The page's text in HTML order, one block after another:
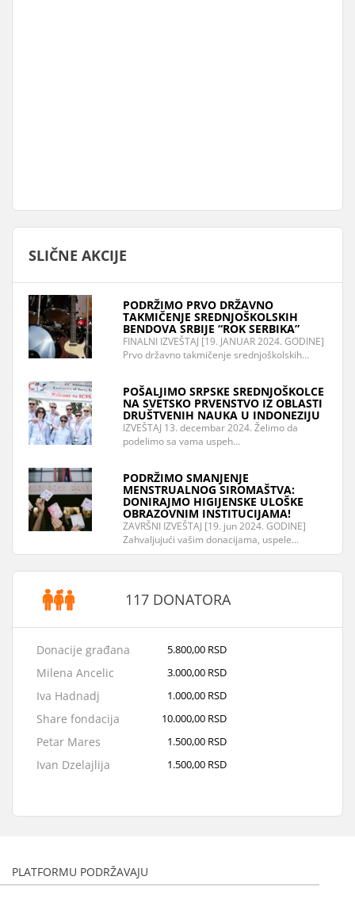
SLIČNE AKCIJE
PODRŽIMO PRVO DRŽAVNO
TAKMIČENJE SREDNJOŠKOLSKIH
BENDOVA SRBIJE “ROK SERBIKA”
FINALNI IZVEŠTAJ [19. JANUAR 2024. GODINE]
Prvo državno takmičenje srednjoškolskih…
POŠALJIMO SRPSKE SREDNJOŠKOLCE
NA SVETSKO PRVENSTVO IZ OBLASTI
DRUŠTVENIH NAUKA U INDONEZIJU
IZVEŠTAJ 13. decembar 2024. Želimo da
podelimo sa vama uspeh…
PODRŽIMO SMANJENJE
MENSTRUALNOG SIROMAŠTVA:
DONIRAJMO HIGIJENSKE ULOŠKE
OBRAZOVNIM INSTITUCIJAMA!
ZAVRŠNI IZVEŠTAJ [19. jun 2024. GODINE]
Zahvaljujući vašim donacijama, uspele…
117 DONATORA
Donacije građana 5.800,00 RSD
Milena Ancelic 3.000,00 RSD
Iva Hadnadj 1.000,00 RSD
Share fondacija 10.000,00 RSD
Petar Mares 1.500,00 RSD
Ivan Dzelajlija 1.500,00 RSD
Andjela Dubljevic
PLATFORMU PODRŽAVAJU